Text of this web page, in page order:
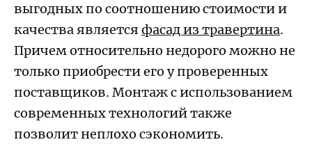
выгодных по соотношению стоимости и
качества является фасад из травертина.
Причем относительно недорого можно не
только приобрести его у проверенных
поставщиков. Монтаж с использованием
современных технологий также
позволит неплохо сэкономить.